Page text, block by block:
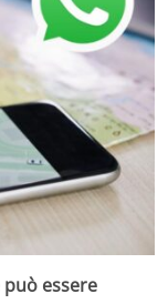
essere